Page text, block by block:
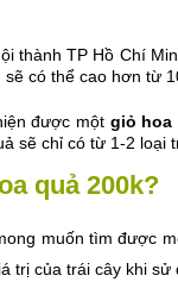
thành TP Hồ Chí
có thể cao hơn từ
được một giỏ hoa
sẽ chỉ có từ 1-2
quả 200k?
muốn tìm được
trị của trái cây khi sử